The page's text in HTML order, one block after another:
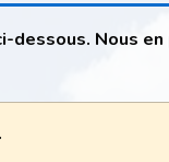
Nous